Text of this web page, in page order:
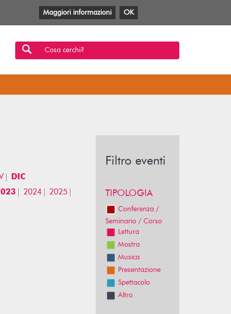
Facebook
TwitterYouTube
Anobii
SBTMlol
Cosa cerchi?
DIC
2024
2025
Filtro eventi
TIPOLOGIA
Conferenza /
Seminario / Corso
Lettura
Mostra
Musica
Presentazione
Spettacolo
Altro
Maggiori informazioni OK